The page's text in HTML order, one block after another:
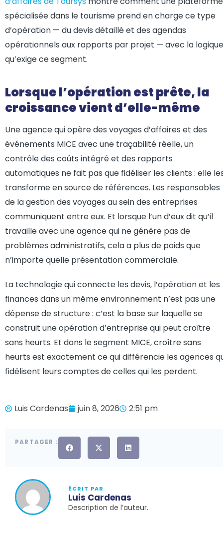
spécialisée dans le tourisme prend en charge ce type
d’opération — du devis détaillé et des agendas
opérationnels aux rapports par projet — avec la logique
qu’exige ce segment.
Lorsque l’opération est prête, la
croissance vient d’elle-même
Une agence qui opère des voyages d’affaires et des
événements MICE avec une traçabilité réelle, un
contrôle des coûts intégré et des rapports
automatiques ne fait pas que fidéliser les clients : elle
transforme en source de références. Les responsables
de la gestion des voyages au sein des entreprises
communiquent entre eux. Et lorsque l’un d’eux dit qu’il
travaille avec une agence qui ne génère pas de
problèmes administratifs, cela a plus de poids que
n’importe quelle présentation commerciale.
La technologie qui connecte les devis, l’opération et les
finances dans un même environnement n’est pas une
dépense de structure : c’est la base sur laquelle se
construit une opération d’entreprise qui peut croître
sans heurts. Et dans le segment MICE, croître sans
heurts est exactement ce qui différencie les agences
fidélisent leurs comptes de celles qui les perdent.
Luis Cardenas juin 8, 2026 2:51 pm
PARTAGER :
ÉCRIT PAR
Luis Cardenas
Description de l’auteur.